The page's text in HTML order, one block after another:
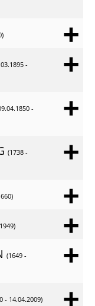
-
-
(1738 -
(1649 -
- 14.04.2009)